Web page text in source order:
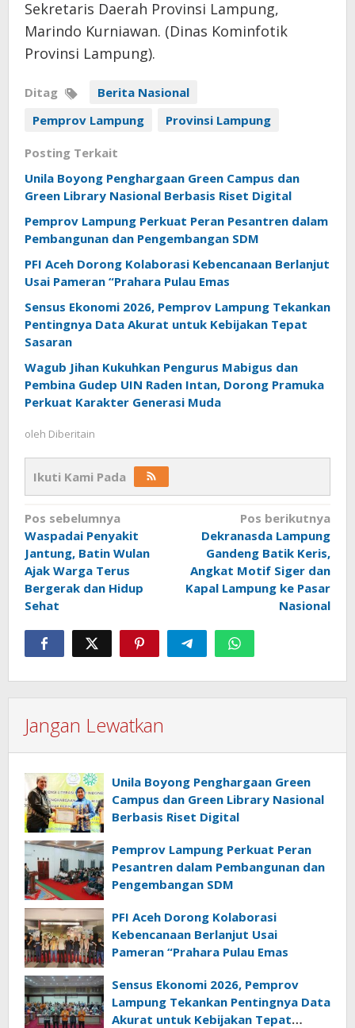
Sekretaris Daerah Provinsi Lampung,
Marindo Kurniawan. (Dinas Kominfotik
Provinsi Lampung).
Ditag
Berita Nasional
Pemprov Lampung
Provinsi Lampung
Posting Terkait
Unila Boyong Penghargaan Green Campus dan
Green Library Nasional Berbasis Riset Digital
Pemprov Lampung Perkuat Peran Pesantren dalam
Pembangunan dan Pengembangan SDM
PFI Aceh Dorong Kolaborasi Kebencanaan Berlanjut
Usai Pameran “Prahara Pulau Emas
Sensus Ekonomi 2026, Pemprov Lampung Tekankan
Pentingnya Data Akurat untuk Kebijakan Tepat
Sasaran
Wagub Jihan Kukuhkan Pengurus Mabigus dan
Pembina Gudep UIN Raden Intan, Dorong Pramuka
Perkuat Karakter Generasi Muda
oleh Diberitain
Ikuti Kami Pada
Navigasi
pos
Pos sebelumnya
Waspadai Penyakit
Jantung, Batin Wulan
Ajak Warga Terus
Bergerak dan Hidup
Sehat
Pos berikutnya
Dekranasda Lampung
Gandeng Batik Keris,
Angkat Motif Siger dan
Kapal Lampung ke Pasar
Nasional
Jangan Lewatkan
Unila Boyong Penghargaan Green
Campus dan Green Library Nasional
Berbasis Riset Digital
Pemprov Lampung Perkuat Peran
Pesantren dalam Pembangunan dan
Pengembangan SDM
PFI Aceh Dorong Kolaborasi
Kebencanaan Berlanjut Usai
Pameran “Prahara Pulau Emas
Sensus Ekonomi 2026, Pemprov
Lampung Tekankan Pentingnya Data
Akurat untuk Kebijakan Tepat